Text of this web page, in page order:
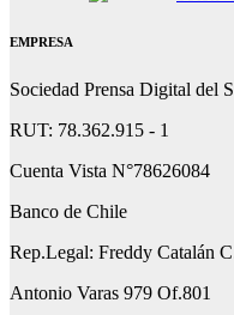
EMPRESA
Sociedad Prensa Digital del
RUT: 78.362.915 - 1
Cuenta Vista N°78626084
Banco de Chile
Rep.Legal: Freddy Catalán
Antonio Varas 979 Of.801